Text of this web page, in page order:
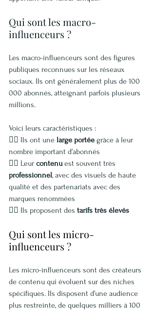
Qui sont les macro-
influenceurs ?
Les macro-influenceurs sont des figures
publiques reconnues sur les réseaux
sociaux. Ils ont généralement plus de 100
000 abonnés, atteignant parfois plusieurs
millions.
Voici leurs caractéristiques :
👉🏽 Ils ont une large portée grâce à leur
nombre important d’abonnés
👉🏽 Leur contenu est souvent très
professionnel, avec des visuels de haute
qualité et des partenariats avec des
marques renommées
👉🏽 Ils proposent des tarifs très élevés
Qui sont les micro-
influenceurs ?
Les micro-influenceurs sont des créateurs
de contenu qui évoluent sur des niches
spécifiques. Ils disposent d’une audience
plus restreinte, de quelques milliers à 100